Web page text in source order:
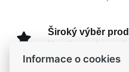
Široký výběr
Na našem e-shopu
Informace o cookies